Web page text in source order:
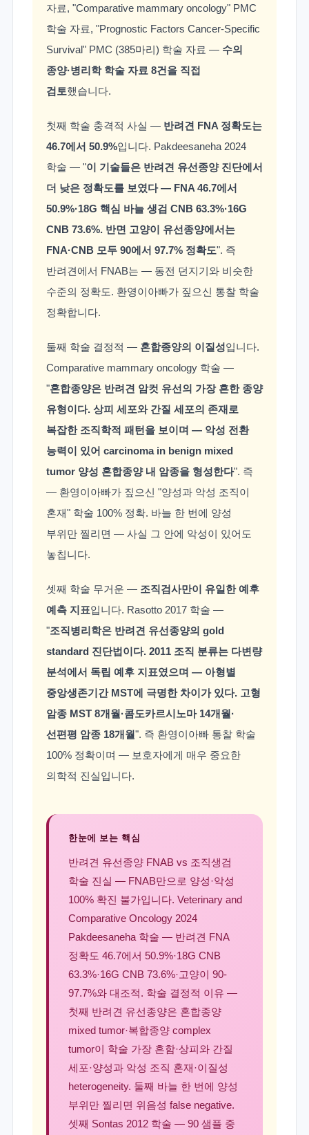
자료, "Comparative mammary oncology" PMC
학술 자료, "Prognostic Factors Cancer-Specific
Survival" PMC (385마리) 학술 자료 — 수의
종양·병리학 학술 자료 8건을 직접
검토했습니다.
첫째 학술 충격적 사실 — 반려견 FNA 정확도는
46.7에서 50.9%입니다. Pakdeesaneha 2024
학술 — "이 기술들은 반려견 유선종양 진단에서
더 낮은 정확도를 보였다 — FNA 46.7에서
50.9%·18G 핵심 바늘 생검 CNB 63.3%·16G
CNB 73.6%. 반면 고양이 유선종양에서는
FNA·CNB 모두 90에서 97.7% 정확도". 즉
반려견에서 FNAB는 — 동전 던지기와 비슷한
수준의 정확도. 환영이아빠가 짚으신 통찰 학술
정확합니다.
둘째 학술 결정적 — 혼합종양의 이질성입니다.
Comparative mammary oncology 학술 —
"혼합종양은 반려견 암컷 유선의 가장 흔한 종양
유형이다. 상피 세포와 간질 세포의 존재로
복잡한 조직학적 패턴을 보이며 — 악성 전환
능력이 있어 carcinoma in benign mixed
tumor 양성 혼합종양 내 암종을 형성한다". 즉
— 환영이아빠가 짚으신 "양성과 악성 조직이
혼재" 학술 100% 정확. 바늘 한 번에 양성
부위만 찔리면 — 사실 그 안에 악성이 있어도
놓칩니다.
셋째 학술 무거운 — 조직검사만이 유일한 예후
예측 지표입니다. Rasotto 2017 학술 —
"조직병리학은 반려견 유선종양의 gold
standard 진단법이다. 2011 조직 분류는 다변량
분석에서 독립 예후 지표였으며 — 아형별
중앙생존기간 MST에 극명한 차이가 있다. 고형
암종 MST 8개월·콤도카르시노마 14개월·
선편평 암종 18개월". 즉 환영이아빠 통찰 학술
100% 정확이며 — 보호자에게 매우 중요한
의학적 진실입니다.
한눈에 보는 핵심
반려견 유선종양 FNAB vs 조직생검
학술 진실 — FNAB만으로 양성·악성
100% 확진 불가입니다. Veterinary and
Comparative Oncology 2024
Pakdeesaneha 학술 — 반려견 FNA
정확도 46.7에서 50.9%·18G CNB
63.3%·16G CNB 73.6%·고양이 90-
97.7%와 대조적. 학술 결정적 이유 —
첫째 반려견 유선종양은 혼합종양
mixed tumor·복합종양 complex
tumor이 학술 가장 흔함·상피와 간질
세포·양성과 악성 조직 혼재·이질성
heterogeneity. 둘째 바늘 한 번에 양성
부위만 찔리면 위음성 false negative.
셋째 Sontas 2012 학술 — 90 샘플 중